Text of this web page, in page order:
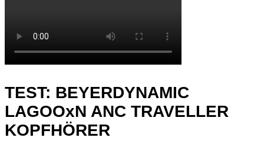
TEST: BEYERDYNAMIC
LAGOOxN ANC TRAVELLER
KOPFHÖRER